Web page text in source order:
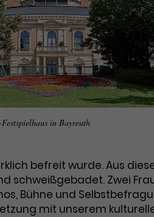
in Bayreuth
befreit wurde. Aus
schweißgebadet. Zwei
Bühne und
mit unserem